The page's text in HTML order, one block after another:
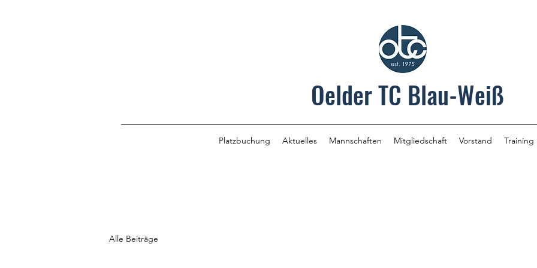
Oelder TC Blau-Weiß
Platzbuchung Aktuelles Mannschaften Mitgliedschaft Vorstand Training
Alle Beiträge